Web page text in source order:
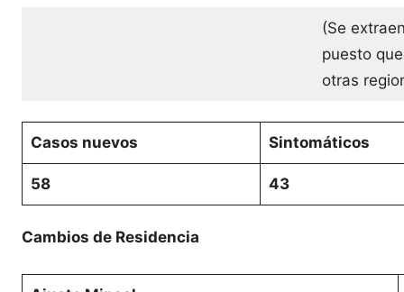
(Se
puesto
otras
Casos nuevos Sintomáticos
58 43
Cambios de Residencia